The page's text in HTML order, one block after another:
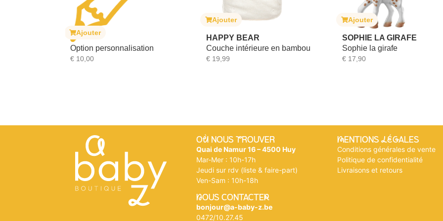
Ajouter
Option personnalisation
€ 10,00
Ajouter
HAPPY BEAR
Couche intérieure en bambou
€ 19,99
Ajouter
SOPHIE LA GIRAFE
Sophie la girafe
€ 17,90
Où NOUS tROUVER
Quai de Namur 16 – 4500 Huy
Mar-Mer : 10h-17h
Jeudi sur rdv (liste & faire-part)
Ven-Sam : 10h-18h
nOUS CONTACTEr
bonjour@a-baby-z.be
0472/10.27.45
mENTIONS légALES
Conditions générales de vente
Politique de confidentialité
Livraisons et retours